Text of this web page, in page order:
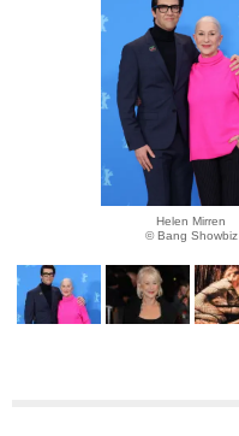
Helen Mirren
© Bang Showbiz